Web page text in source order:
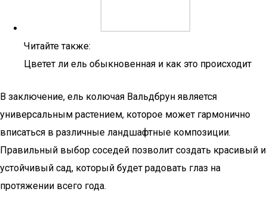
Читайте также:
Цветет ли ель обыкновенная и как это происходит
В заключение, ель колючая Вальдбрун является
универсальным растением, которое может гармонично
вписаться в различные ландшафтные композиции.
Правильный выбор соседей позволит создать красивый и
устойчивый сад, который будет радовать глаз на
протяжении всего года.